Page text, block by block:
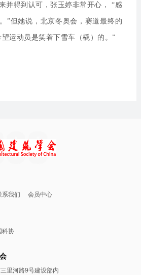
并得到认可，张玉婷非常开心， “感
”但她说，北京冬奥会，赛道最终的
运动员是笑着下雪车（橇）的。”
系我们
会员中心
科协
里河路9号建设部内